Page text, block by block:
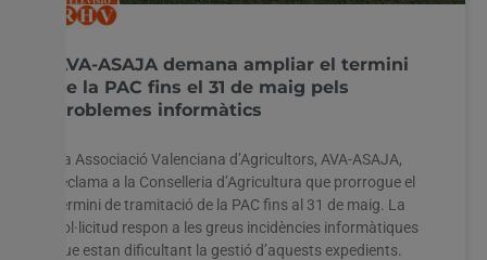
AVA-ASAJA demana ampliar el termini
de la PAC fins el 31 de maig pels
problemes informàtics
La Associació Valenciana d’Agricultors, AVA-ASAJA,
reclama a la Conselleria d’Agricultura que prorrogue el
termini de tramitació de la PAC fins al 31 de maig. La
sol·licitud respon a les greus incidències informàtiques
que estan dificultant la gestió d’aquests expedients.